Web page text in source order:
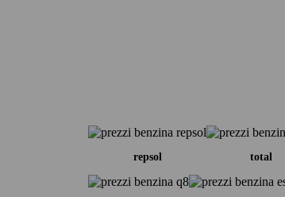
repsol total